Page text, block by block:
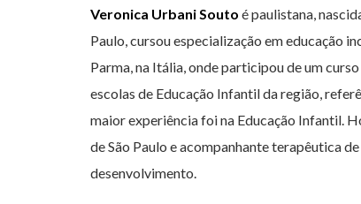
Veronica Urbani Souto é paulistana,
Paulo, cursou especialização em educação
Parma, na Itália, onde participou de um
escolas de Educação Infantil da região,
maior experiência foi na Educação Infantil.
de São Paulo e acompanhante terapêutica
desenvolvimento.